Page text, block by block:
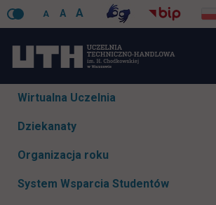
A A A
Pomiń
Wirtualna Uczelnia
Dziekanaty
Organizacja roku
System Wsparcia Studentów